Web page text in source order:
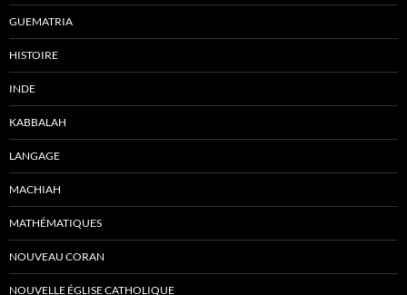
GUEMATRIA
HISTOIRE
INDE
KABBALAH
LANGAGE
MACHIAH
MATHÉMATIQUES
NOUVEAU CORAN
NOUVELLE ÉGLISE CATHOLIQUE